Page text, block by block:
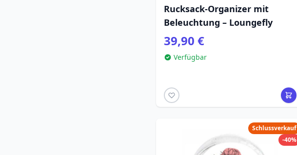
Rucksack-Organizer mit
Beleuchtung – Loungefly
39,90 €
Verfügbar
Schlussverkauf
-40%